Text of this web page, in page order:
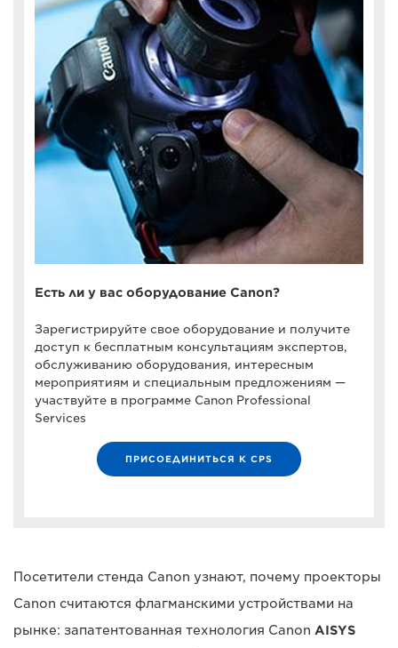
Есть ли у вас оборудование Canon?
Зарегистрируйте свое оборудование и получите
доступ к бесплатным консультациям экспертов,
обслуживанию оборудования, интересным
мероприятиям и специальным предложениям —
участвуйте в программе Canon Professional
Services
ПРИСОЕДИНИТЬСЯ К CPS
Посетители стенда Canon узнают, почему проекторы
Canon считаются флагманскими устройствами на
рынке: запатентованная технология Canon AISYS